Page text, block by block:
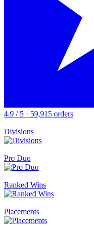
4.9 / 5 · 59,915 orders
Divisions
Pro Duo
Ranked Wins
Placements